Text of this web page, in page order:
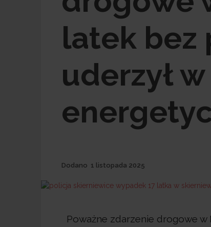
latek bez
uderzył w
Dodano 1 listopada 2025
Poważne zdarzenie drogowe w